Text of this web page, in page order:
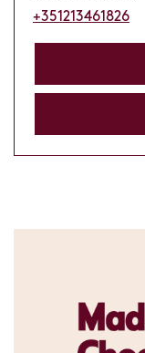
+351213461826